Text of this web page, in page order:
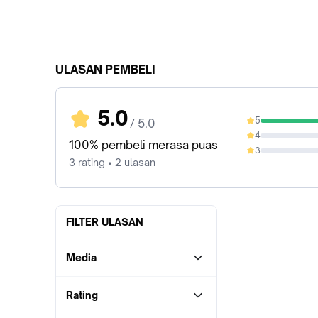
ULASAN PEMBELI
5.0 / 5.0
100% pembeli merasa puas
3 rating • 2 ulasan
5
100%
4
0%
3
0%
FILTER ULASAN
Media
Rating